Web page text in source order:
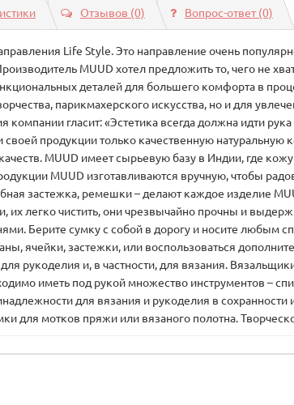
Отзывов (0) Вопрос-ответ(0)
Life Style. Это направление очень
MUUD хотел предложить то, чего не
деталей для большего комфорта в
парикмахерского искусства, но и для
компании гласит: «Эстетика всегда должна идти
своей продукции только качественную
MUUD имеет сырьевую базу в Индии, где
MUUD изготавливаются вручную, чтобы
застежка, ремешки – делают каждое изделие
их легко чистить, они чрезвычайно прочны и
Берите сумку с собой в дорогу и носите любым
ячейки, застежки, или воспользоваться
рукоделия и, в частности, для вязания.
иметь под рукой множество инструментов –
для вязания и рукоделия в
для мотков пряжи или вязаного полотна.